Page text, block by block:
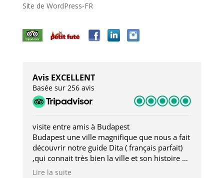
Site de WordPress-FR
Avis EXCELLENT
Basée sur 256 avis
visite entre amis à Budapest
Budapest une ville magnifique que nous a fait
découvrir notre guide Dita ( français parfait)
,qui connait très bien la ville et son histoire et
qui nous a permis d'accéder à des lieux
Lire la suite